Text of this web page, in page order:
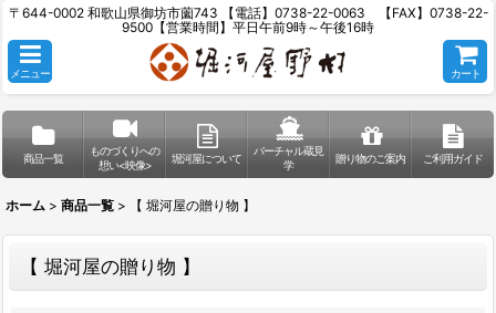
〒644-0002 和歌山県御坊市薗743 【電話】0738-22-0063 【FAX】0738-22-
9500【営業時間】平日午前9時～午後16時
メニュー カート
商品一覧
ものづくりへの
想い<映像>
堀河屋について
バーチャル蔵見
学
贈り物のご案内 ご利用ガイド
ホーム > 商品一覧 > 【 堀河屋の贈り物 】
【 堀河屋の贈り物 】